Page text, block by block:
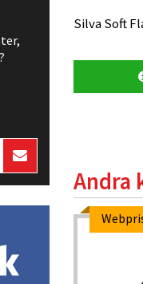
Silva Soft
Andra
-5%